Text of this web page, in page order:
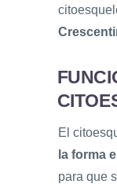
El
la forma
para que